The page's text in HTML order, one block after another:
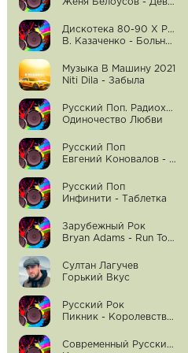
Дискотека 80-90 Х Русский
В. Казаченко - Больно Мне, Больно
Музыка В Машину 2021
Niti Dila - Забыла
Русский Поп. Радиохиты От Хитfm - Винтаж
Одиночество Любви
Русский Поп
Евгений Коновалов - Комочек Счастья
Русский Поп
Инфинити - Таблетка
Зарубежный Рок
Bryan Adams - Run To You
Султан Лагучев
Горький Вкус
Русский Рок
Пикник - Королевство Кривых
Современный Русский Рок На Нашем Радио - Ленинград